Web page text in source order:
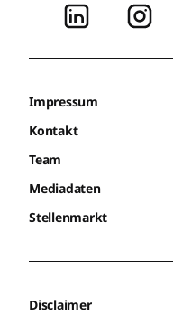
Impressum
Kontakt
Team
Mediadaten
Stellenmarkt
Disclaimer